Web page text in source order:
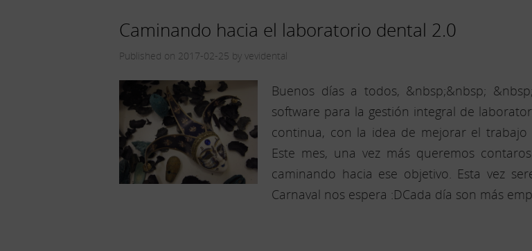
Caminando hacia el laboratorio dental 2.0
Published on 2017-02-25 by vevidental
Buenos días a todos, &nbsp;&nbsp;
software para la gestión integral de
continua, con la idea de mejorar el
Este mes, una vez más queremos
caminando hacia ese objetivo. Esta vez
Carnaval nos espera :DCada día son más